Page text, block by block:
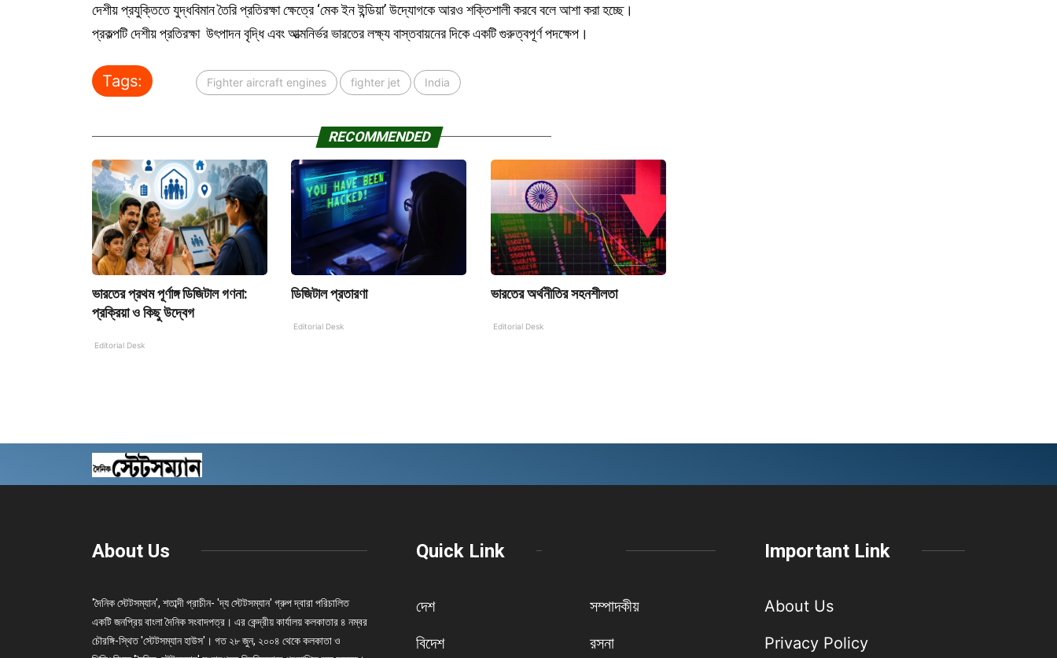
দেশীয় প্রযুক্তিতে যুদ্ধবিমান তৈরি প্রতিরক্ষা ক্ষেত্রে ‘মেক ইন ইন্ডিয়া’ উদ্যোগকে আরও শক্তিশালী করবে বলে আশা করা হচ্ছে।
প্রকল্পটি দেশীয় প্রতিরক্ষা উৎপাদন বৃদ্ধি এবং আত্মনির্ভর ভারতের লক্ষ্য বাস্তবায়নের দিকে একটি গুরুত্বপূর্ণ পদক্ষেপ।
Tags: Fighter aircraft engines fighter jet India
RECOMMENDED
ভারতের প্রথম পূর্ণাঙ্গ ডিজিটাল গণনা:
প্রক্রিয়া ও কিছু উদ্বেগ
Editorial Desk
ডিজিটাল প্রতারণা
Editorial Desk
ভারতের অর্থনীতির সহনশীলতা
Editorial Desk
About Us
'দৈনিক স্টেটসম্যান', শতাব্দী প্রাচীন- 'দ্য স্টেটসম্যান' গ্রুপ দ্বারা পরিচালিত
একটি জনপ্রিয় বাংলা দৈনিক সংবাদপত্র। এর কেন্দ্রীয় কার্যালয় কলকাতার ৪ নম্বর
চৌরঙ্গি-স্থিত 'স্টেটসম্যান হাউস'। গত ২৮ জুন, ২০০৪ থেকে কলকাতা ও
Quick Link
দেশ
বিদেশ
সম্পাদকীয়
রসনা
Important Link
About Us
Privacy Policy